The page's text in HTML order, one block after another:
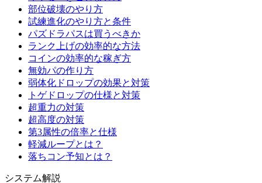
部位破壊のやり方
試練進化のやり方と条件
パズドラパスは買うべきか
ランク上げの効率的な方法
コインの効率的な稼ぎ方
無効パの作り方
弱体化ドロップの効果と対策
トゲドロップの仕様と対策
超重力の対策
超高度の対策
第3属性の倍率と仕様
軽減ループとは？
落ちコン予知とは？
システム解説